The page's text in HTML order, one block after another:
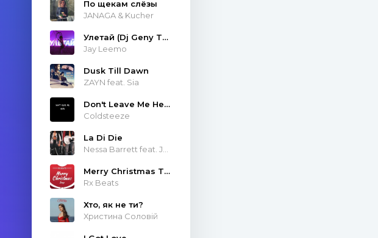
По щекам слёзы
JANAGA & Kucher
Улетай (Dj Geny Tur & Techno Project Remix)
Jay Leemo
Dusk Till Dawn
ZAYN feat. Sia
Don't Leave Me Here
Coldsteeze
La Di Die
Merry Christmas Trap
Rx Beats
Хто, як не ти?
Христина Соловій